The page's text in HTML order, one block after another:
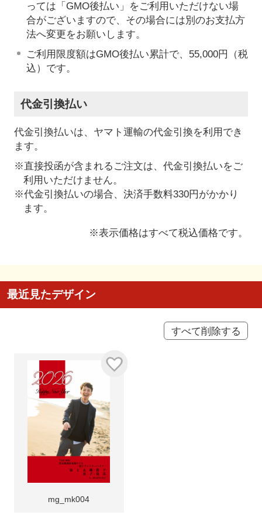
っては「GMO後払い」をご利用いただけない場
合がございますので、その場合には別のお支払方
法へ変更をお願いします。
ご利用限度額はGMO後払い累計で、55,000円（税
込）です。
代金引換払い
代金引換払いは、ヤマト運輸の代金引換を利用でき
ます。
※直接投函が含まれるご注文は、代金引換払いをご
利用いただけません。
※代金引換払いの場合、決済手数料330円がかかり
ます。
※表示価格はすべて税込価格です。
最近見たデザイン
すべて削除する
mg_mk004